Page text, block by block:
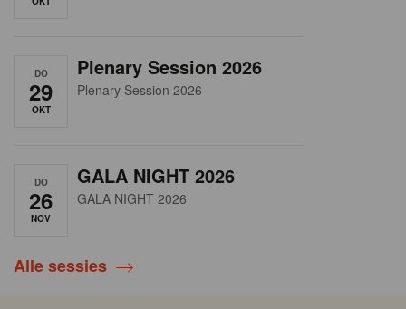
DO
29
OKT
Plenary Session 2026
Plenary Session 2026
DO
26
NOV
GALA NIGHT 2026
GALA NIGHT 2026
Alle sessies